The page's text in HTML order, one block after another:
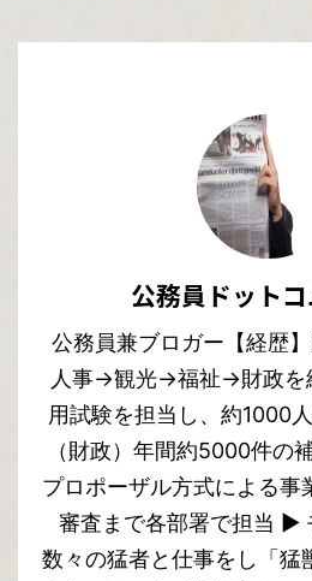
公務員ドット
公務員兼ブロガー【経歴
人事→観光→福祉→財政を
用試験を担当し、約1000
（財政）年間約5000件の
プロポーザル方式による事
審査まで各部署で担当 ▶︎
数々の猛者と仕事をし「猛